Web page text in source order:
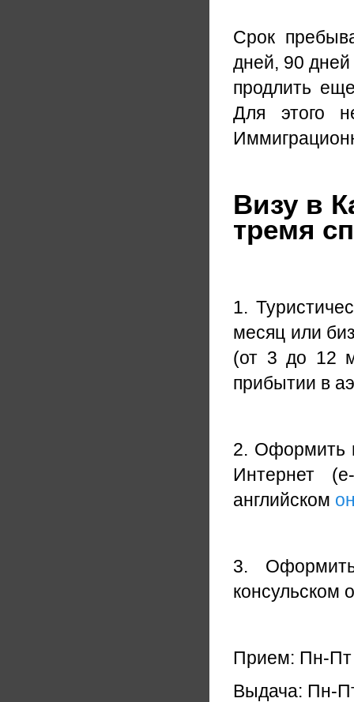
Срок
дней, 90
продлить
Для этого
Визу в
тремя
1.
месяц или
(от 3 до 12
прибытии в
2. Оформить
Интернет
английском
3.
консульском
Прием: Пн-Пт
Выдача: Пн-